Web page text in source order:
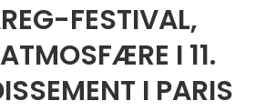
FESTIVAL,
I 11.
I PARIS